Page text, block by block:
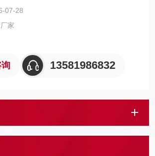
窗边方便把测试时所生产的气味排到室
不要摆放易燃易爆物品；
07-28
家
13581986832